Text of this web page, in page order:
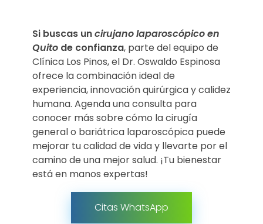
Si buscas uncirujano laparoscópico en
Quito de confianza, parte del equipo de
Clínica Los Pinos, el Dr. Oswaldo Espinosa
ofrece la combinación ideal de
experiencia, innovación quirúrgica y calidez
humana. Agenda una consulta para
conocer más sobre cómo la cirugía
general o bariátrica laparoscópica puede
mejorar tu calidad de vida y llevarte por el
camino de una mejor salud. ¡Tu bienestar
está en manos expertas!
Citas WhatsApp